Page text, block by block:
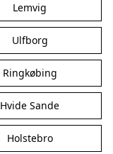
Lemvig
Ulfborg
Ringkøbing
Hvide Sande
Holstebro